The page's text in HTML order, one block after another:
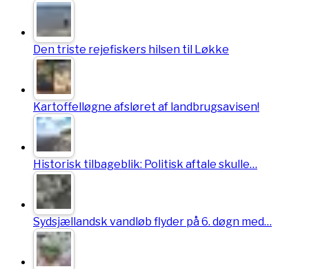
Den triste rejefiskers hilsen til Løkke
Kartoffelløgne afsløret af landbrugsavisen!
Historisk tilbageblik: Politisk aftale skulle…
Sydsjællandsk vandløb flyder på 6. døgn med…